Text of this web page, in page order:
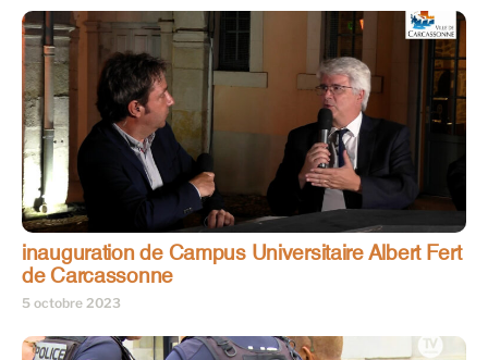
inauguration de Campus Universitaire Albert Fert
de Carcassonne
5 octobre 2023